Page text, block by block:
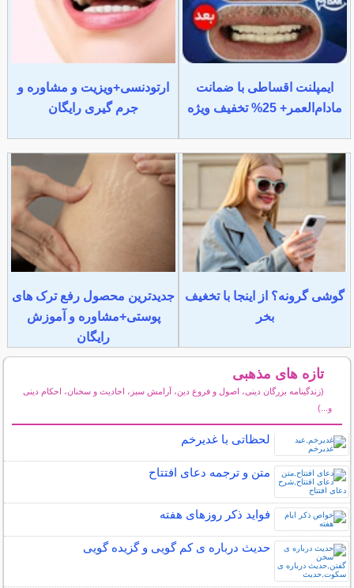
ایمپلنت اقساطی با ضمانت
مادام‌العمر+ 25% تخفیف ویژه
ارتودنسی+ویزیت و مشاوره و
جرم گیری رایگان
گوشی گرونه؟ از اینجا با تخغیف
بخر
جدیدترین محصول رفع ترک های
پوستی+مشاوره و آموزش
رایگان
تازه های مذهبی
(زندگینامه بزرگان دینی، اصول و فروع دین، آرامش سبز، احادیث و سخنان، احکام دینی
و...)
لحظاتی با غدیرخم
متن و ترجمه دعای افتتاح
فواید ذکر روزهای هفته
حدیث درباره ی کم گویی و گزیده گویی